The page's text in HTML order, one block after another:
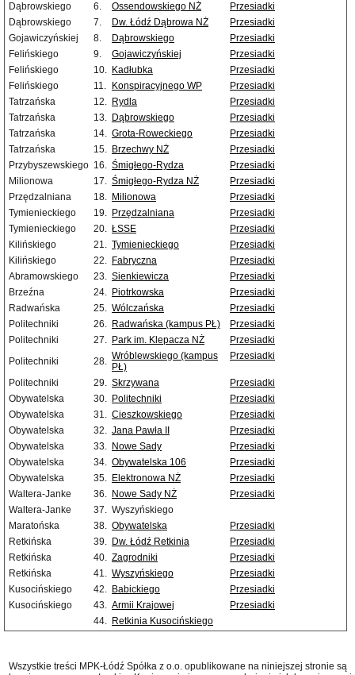
Dąbrowskiego
6. Ossendowskiego NŻ
Przesiadki
Dąbrowskiego
7. Dw. Łódź Dąbrowa NŻ
Przesiadki
Gojawiczyńskiej
8. Dąbrowskiego
Przesiadki
Felińskiego
9. Gojawiczyńskiej
Przesiadki
Felińskiego
10. Kadłubka
Przesiadki
Felińskiego
11. Konspiracyjnego WP
Przesiadki
Tatrzańska
12. Rydla
Przesiadki
Tatrzańska
13. Dąbrowskiego
Przesiadki
Tatrzańska
14. Grota-Roweckiego
Przesiadki
Tatrzańska
15. Brzechwy NŻ
Przesiadki
Przybyszewskiego 16. Śmigłego-Rydza
Przesiadki
Milionowa
17. Śmigłego-Rydza NŻ
Przesiadki
Przędzalniana
18. Milionowa
Przesiadki
Tymienieckiego
19. Przędzalniana
Przesiadki
Tymienieckiego
20. ŁSSE
Przesiadki
Kilińskiego
21. Tymienieckiego
Przesiadki
Kilińskiego
22. Fabryczna
Przesiadki
Abramowskiego
23. Sienkiewicza
Przesiadki
Brzeźna
24. Piotrkowska
Przesiadki
Radwańska
25. Wólczańska
Przesiadki
Politechniki
26. Radwańska (kampus PŁ)
Przesiadki
Politechniki
27. Park im. Klepacza NŻ
Przesiadki
Politechniki
28. Wróblewskiego (kampus
PŁ)
Przesiadki
Politechniki 29. Skrzywana
Przesiadki
Obywatelska
30. Politechniki
Przesiadki
Obywatelska
31. Cieszkowskiego
Przesiadki
Obywatelska
32. Jana Pawła II
Przesiadki
Obywatelska
33. Nowe Sady
Przesiadki
Obywatelska
34. Obywatelska 106
Przesiadki
Obywatelska
35. Elektronowa NŻ
Przesiadki
Waltera-Janke
36. Nowe Sady NŻ
Przesiadki
Waltera-Janke
37. Wyszyńskiego
Maratońska
38. Obywatelska
Przesiadki
Retkińska
39. Dw. Łódź Retkinia
Przesiadki
Retkińska
40. Zagrodniki
Przesiadki
Retkińska
41. Wyszyńskiego
Przesiadki
Kusocińskiego
42. Babickiego
Przesiadki
Kusocińskiego
43. Armii Krajowej
Przesiadki
44. Retkinia Kusocińskiego
Wszystkie treści MPK-Łódź Spółka z o.o. opublikowane na niniejszej stronie są